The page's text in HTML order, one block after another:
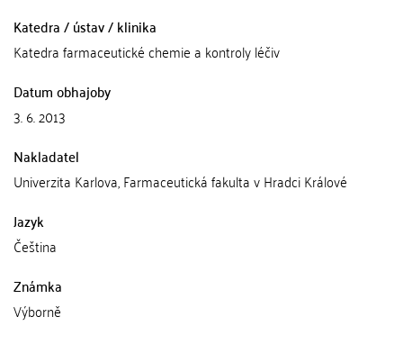
Katedra / ústav / klinika
Katedra farmaceutické chemie a kontroly léčiv
Datum obhajoby
3. 6. 2013
Nakladatel
Univerzita Karlova, Farmaceutická fakulta v Hradci Králové
Jazyk
Čeština
Známka
Výborně